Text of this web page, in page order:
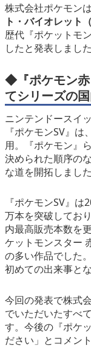
株式会社ポケモンは
ト・バイオレット
歴代『ポケットモ
したと発表しました
◆『ポケモン赤
てシリーズの
ニンテンドースイ
『ポケモンSV』
用。『ポケモン』
決められた順序の
な道を開拓しました
『ポケモンSV』
万本を突破してお
内最高販売本数を
ケットモンスター
の多い作品でした
初めての出来事とな
今回の発表で株式
でいただいたすべ
す。今後の『ポケ
ださい」とコメン